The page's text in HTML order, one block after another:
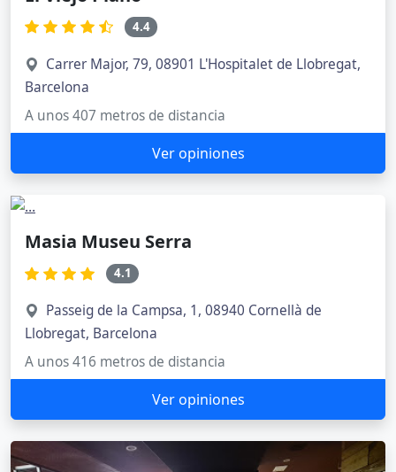
4.4
Carrer Major, 79, 08901 L'Hospitalet de Llobregat,
Barcelona
A unos 407 metros de distancia
Ver opiniones
Masia Museu Serra
4.1
Passeig de la Campsa, 1, 08940 Cornellà de
Llobregat, Barcelona
A unos 416 metros de distancia
Ver opiniones